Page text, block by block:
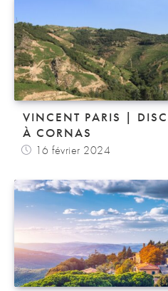
VINCENT PARIS |
À CORNAS
16 février 2024